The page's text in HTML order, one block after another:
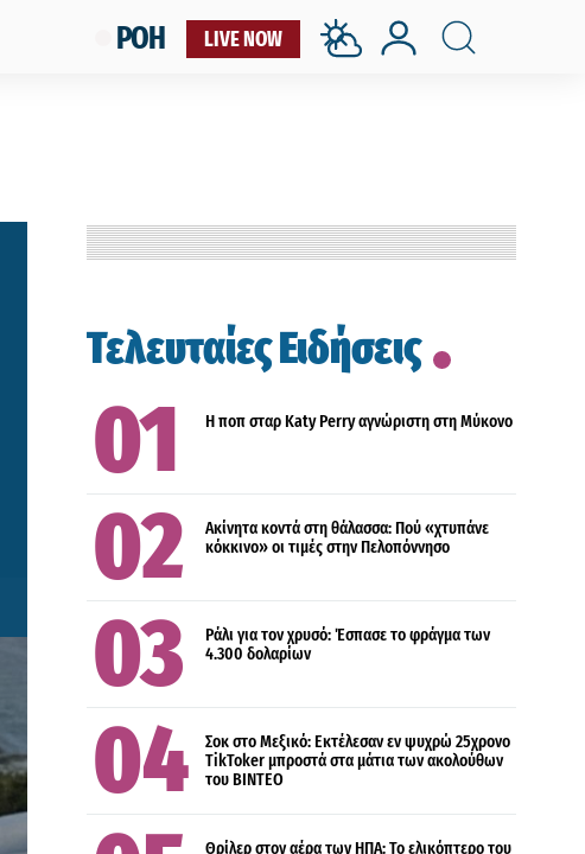
LIVE NOW
ΡΟΗ
Τελευταίες Ειδήσεις
Η ποπ σταρ Katy Perry αγνώριστη στη Μύκονο
ΟΙΚΟΝΟΜΙΑ
Ακίνητα κοντά στη θάλασσα: Πού «χτυπάνε
κόκκινο» οι τιμές στην Πελοπόννησο
ΟΙΚΟΝΟΜΙΑ
Ράλι για τον χρυσό: Έσπασε το φράγμα των
4.300 δολαρίων
ΔΙΕΘΝΗ
Σοκ στο Μεξικό: Εκτέλεσαν εν ψυχρώ 25χρονο
TikToker μπροστά στα μάτια των ακολούθων
του BINTEO
ΔΙΕΘΝΗ
Θρίλερ στον αέρα των ΗΠΑ: Το ελικόπτερο του